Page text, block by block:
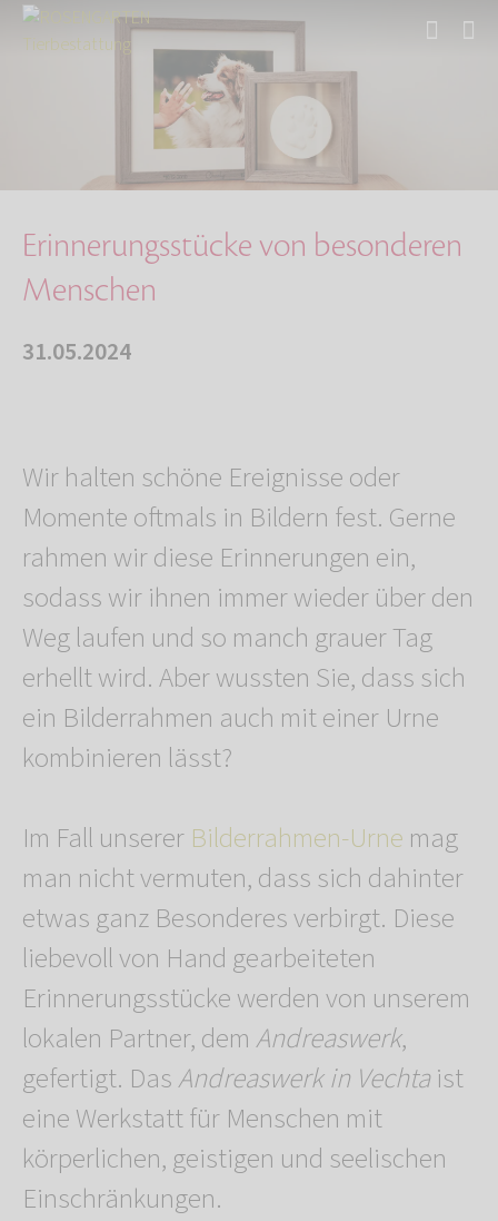
Aktuelles
Erinnerungsstücke von besonderen Menschen
Erinnerungsstücke von besonderen
Menschen
31.05.2024
Wir halten schöne Ereignisse oder
Momente oftmals in Bildern fest. Gerne
rahmen wir diese Erinnerungen ein,
sodass wir ihnen immer wieder über den
Weg laufen und so manch grauer Tag
erhellt wird. Aber wussten Sie, dass sich
ein Bilderrahmen auch mit einer Urne
kombinieren lässt?
Im Fall unserer Bilderrahmen-Urne mag
man nicht vermuten, dass sich dahinter
etwas ganz Besonderes verbirgt. Diese
liebevoll von Hand gearbeiteten
Erinnerungsstücke werden von unserem
lokalen Partner, demAndreaswerk,
gefertigt. DasAndreaswerk in Vechtaist
eine Werkstatt für Menschen mit
körperlichen, geistigen und seelischen
Einschränkungen.